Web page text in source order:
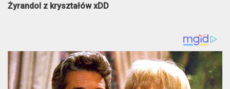
Żyrandol z kryształów xDD